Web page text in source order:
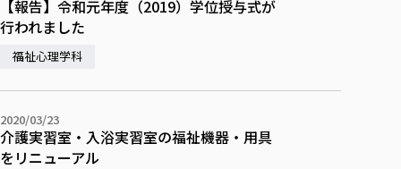
学生総合補償制度
スポーツ傷害保険
【報告】令和元年度（2019）学位授与式が
行われました
福祉心理学科
2020/03/23
介護実習室・入浴実習室の福祉機器・用具
をリニューアル